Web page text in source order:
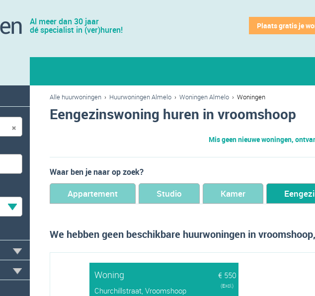
Al meer dan 30 jaar
dé specialist in (ver)huren! Plaats gratis je
Alle huurwoningen › Huurwoningen Almelo › Woningen Almelo › Woningen
Eengezinswoning huren in vroomshoop
Mis geen nieuwe woningen,
Waar ben je naar op zoek?
Appartement Studio Kamer
We hebben geen beschikbare huurwoningen in
Woning
€ 550
Churchillstraat, Vroomshoop
(Excl.)